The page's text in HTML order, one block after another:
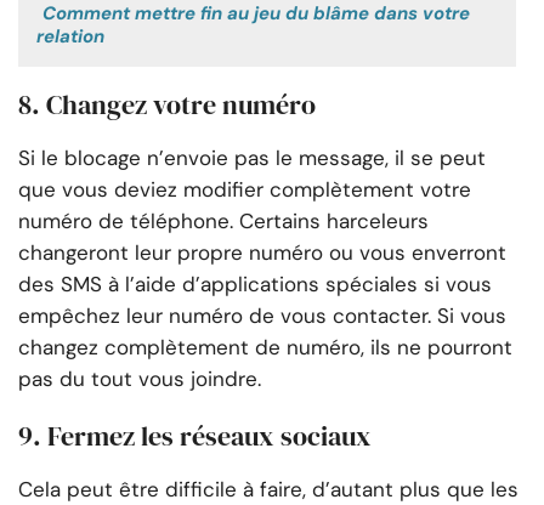
Comment mettre fin au jeu du blâme dans votre
relation
8. Changez votre numéro
Si le blocage n’envoie pas le message, il se peut
que vous deviez modifier complètement votre
numéro de téléphone. Certains harceleurs
changeront leur propre numéro ou vous enverront
des SMS à l’aide d’applications spéciales si vous
empêchez leur numéro de vous contacter. Si vous
changez complètement de numéro, ils ne pourront
pas du tout vous joindre.
9. Fermez les réseaux sociaux
Cela peut être difficile à faire, d’autant plus que les